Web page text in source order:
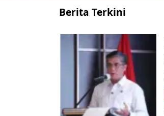
Berita Terkini